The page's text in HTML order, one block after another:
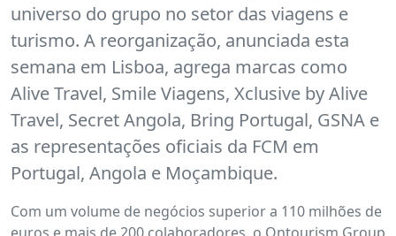
universo do grupo no setor das viagens e
turismo. A reorganização, anunciada esta
semana em Lisboa, agrega marcas como
Alive Travel, Smile Viagens, Xclusive by Alive
Travel, Secret Angola, Bring Portugal, GSNA e
as representações oficiais da FCM em
Portugal, Angola e Moçambique.
Com um volume de negócios superior a 110 milhões de